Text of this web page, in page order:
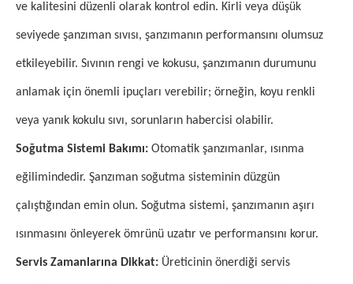
ve kalitesini düzenli olarak kontrol edin. Kirli veya düşük
seviyede şanzıman sıvısı, şanzımanın performansını olumsuz
etkileyebilir. Sıvının rengi ve kokusu, şanzımanın durumunu
anlamak için önemli ipuçları verebilir; örneğin, koyu renkli
veya yanık kokulu sıvı, sorunların habercisi olabilir.
Soğutma Sistemi Bakımı: Otomatik şanzımanlar, ısınma
eğilimindedir. Şanzıman soğutma sisteminin düzgün
çalıştığından emin olun. Soğutma sistemi, şanzımanın aşırı
ısınmasını önleyerek ömrünü uzatır ve performansını korur.
Servis Zamanlarına Dikkat: Üreticinin önerdiği servis